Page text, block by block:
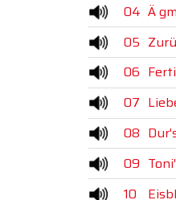
04 Ä
05
06
07
08
09
10